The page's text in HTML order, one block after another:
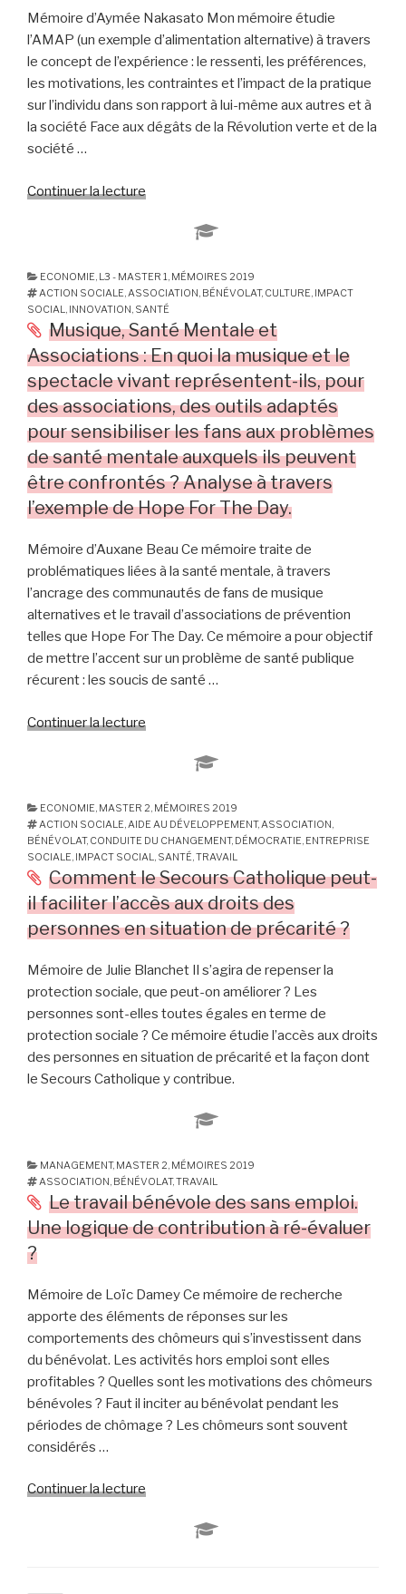
L’utopie
de
l’économie
créative
solidaire. »
Mémoire d’Aymée Nakasato Mon mémoire étudie
l’AMAP (un exemple d’alimentation alternative) à travers
le concept de l’expérience : le ressenti, les préférences,
les motivations, les contraintes et l’impact de la pratique
sur l’individu dans son rapport à lui-même aux autres et à
la société Face aux dégâts de la Révolution verte et de la
société …
Continuer la lecture
l’AMAP
?
Enquête
qualitative
sur
l’expérience
des
individus
inscrits
dans
une
AMAP
ECONOMIE, L3 - MASTER 1, MÉMOIRES 2019
ACTION SOCIALE,ASSOCIATION, BÉNÉVOLAT, CULTURE, IMPACT
SOCIAL, INNOVATION, SANTÉ
Musique, Santé Mentale et
Associations : En quoi la musique et le
spectacle vivant représentent-ils, pour
des associations, des outils adaptés
pour sensibiliser les fans aux problèmes
de santé mentale auxquels ils peuvent
être confrontés ? Analyse à travers
l’exemple de Hope For The Day.
Mémoire d’Auxane Beau Ce mémoire traite de
problématiques liées à la santé mentale, à travers
l’ancrage des communautés de fans de musique
alternatives et le travail d’associations de prévention
telles que Hope For The Day. Ce mémoire a pour objectif
de mettre l’accent sur un problème de santé publique
récurent : les soucis de santé …
Continuer la lecture
et
Associations
:
En
quoi
la
musique
spectacle
vivant
représentent-
des
outils
adaptés
pour
fans
aux
problèmes
de
santé
mentale
auxquels
ECONOMIE, MASTER 2, MÉMOIRES 2019
ACTION SOCIALE,AIDE AU DÉVELOPPEMENT,ASSOCIATION,
BÉNÉVOLAT, CONDUITE DU CHANGEMENT, DÉMOCRATIE, ENTREPRISE
SOCIALE, IMPACT SOCIAL, SANTÉ,TRAVAIL
Comment le Secours Catholique peut-
il faciliter l’accès aux droits des
personnes en situation de précarité ?
Mémoire de Julie Blanchet Il s’agira de repenser la
protection sociale, que peut-on améliorer ? Les
personnes sont-elles toutes égales en terme de
protection sociale ? Ce mémoire étudie l’accès aux droits
des personnes en situation de précarité et la façon dont
le Secours Catholique y contribue.
MANAGEMENT, MASTER 2, MÉMOIRES 2019
ASSOCIATION, BÉNÉVOLAT,TRAVAIL
Le travail bénévole des sans emploi.
Une logique de contribution à ré-évaluer
?
Mémoire de Loïc Damey Ce mémoire de recherche
apporte des éléments de réponses sur les
comportements des chômeurs qui s’investissent dans
du bénévolat. Les activités hors emploi sont elles
profitables ? Quelles sont les motivations des chômeurs
bénévoles ? Faut il inciter au bénévolat pendant les
périodes de chômage ? Les chômeurs sont souvent
considérés …
Continuer la lecture